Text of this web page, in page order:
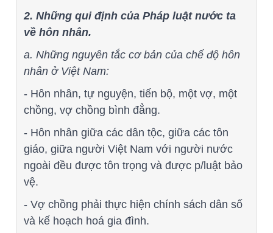
2. Những qui định của Pháp luật nước ta
về hôn nhân.
a. Những nguyên tắc cơ bản của chế độ hôn
nhân ở Việt Nam:
- Hôn nhân, tự nguyện, tiến bộ, một vợ, một
chồng, vợ chồng bình đẳng.
- Hôn nhân giữa các dân tộc, giữa các tôn
giáo, giữa người Việt Nam với người nước
ngoài đều được tôn trọng và được p/luật bảo
vệ.
- Vợ chồng phải thực hiện chính sách dân số
và kế hoạch hoá gia đình.